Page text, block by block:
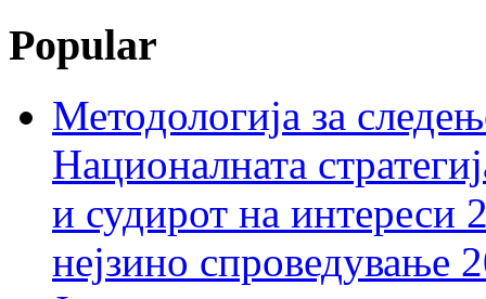
Popular
Методологија за
Националната
и судирот на интереси
нејзино спроведување